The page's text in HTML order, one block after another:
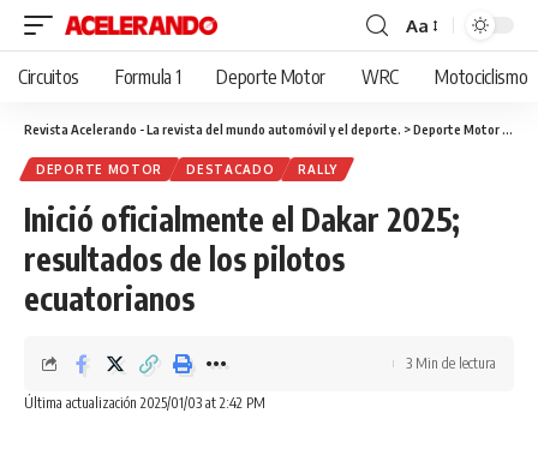
Cambiar
tamaño
fuente
Aa
Circuitos Formula 1 Deporte Motor WRC Motociclismo
Revista Acelerando - La revista del mundo automóvil y el deporte. >Deporte Motor
DEPORTE MOTOR DESTACADO RALLY
Inició oficialmente el Dakar 2025;
resultados de los pilotos
ecuatorianos
Última actualización 2025/01/03 at 2:42 PM
3 Min de lectura